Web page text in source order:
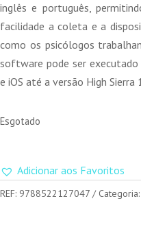
inglês e português,
facilidade a coleta e a
como os psicólogos
software pode ser executado
e iOS até a versão High Sierra
Esgotado
Adicionar aos Favoritos
REF: 9788522127047 Categoria: